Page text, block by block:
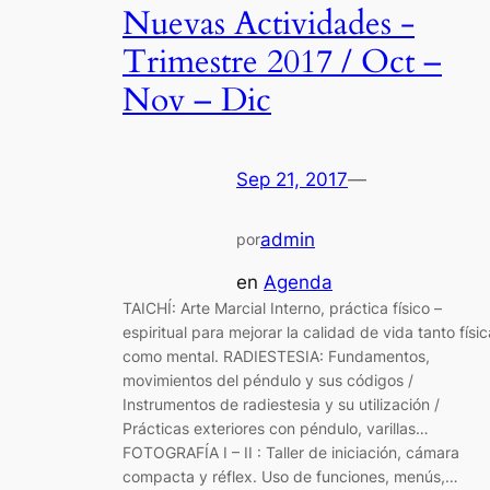
Nuevas Actividades -
Trimestre 2017 / Oct –
Nov – Dic
Sep 21, 2017—
poradmin
en Agenda
TAICHÍ: Arte Marcial Interno, práctica físico –
espiritual para mejorar la calidad de vida tanto
como mental. RADIESTESIA: Fundamentos,
movimientos del péndulo y sus códigos /
Instrumentos de radiestesia y su utilización /
Prácticas exteriores con péndulo, varillas…
FOTOGRAFÍA I – II : Taller de iniciación, cámara
compacta y réflex. Uso de funciones, menús,…